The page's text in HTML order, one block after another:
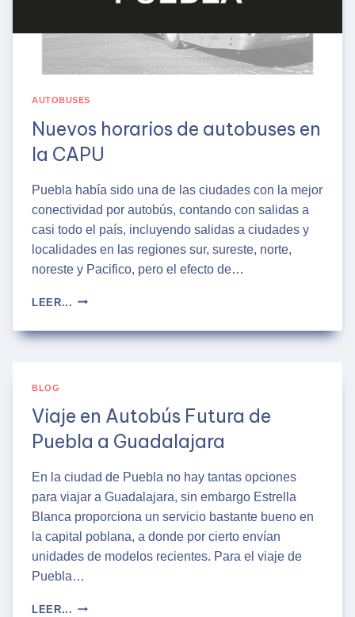
AUTOBUSES
Nuevos horarios de autobuses en
la CAPU
Puebla había sido una de las ciudades con la mejor
conectividad por autobús, contando con salidas a
casi todo el país, incluyendo salidas a ciudades y
localidades en las regiones sur, sureste, norte,
noreste y Pacifico, pero el efecto de…
LEER... NUEVOS
DE
BLOG
Viaje en Autobús Futura de
Puebla a Guadalajara
En la ciudad de Puebla no hay tantas opciones
para viajar a Guadalajara, sin embargo Estrella
Blanca proporciona un servicio bastante bueno en
la capital poblana, a donde por cierto envían
unidades de modelos recientes. Para el viaje de
Puebla…
LEER... VIAJE